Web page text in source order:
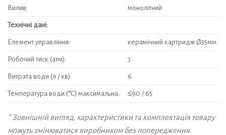
Вилив: монолітний
Технічні дані:
Елемент управління: керамічний картридж Ø35мм.
Робочий тиск (атм): 3
Витрата води (л / хв): 6
Температура води (°C) максимальна: ≤90 / 65
* Зовнішній вигляд, характеристики та комплектація товару
можуть змінюватися виробником без попередження.